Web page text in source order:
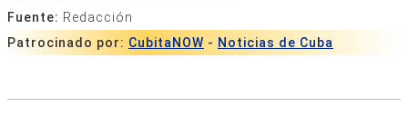
Fuente: Redacción
Patrocinado por: CubitaNOW - Noticias de Cuba